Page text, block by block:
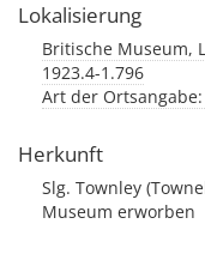
Lokalisierung
Britische Museum,
1923.4-1.796
Art der
Herkunft
Slg. Townley
Museum erworben